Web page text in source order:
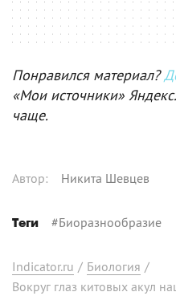
Понравился материал?
«Мои источники»
чаще.
Автор: Никита Шевцев
Теги #Биоразнообразие
Indicator.ru / Биология /
Вокруг глаз китовых акул